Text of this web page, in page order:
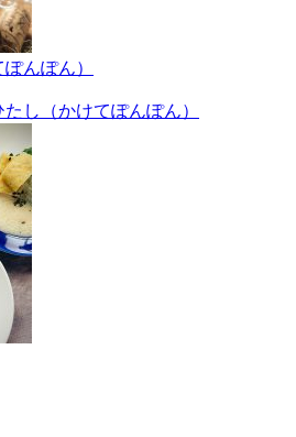
んぽん）
し（かけてぽんぽん）